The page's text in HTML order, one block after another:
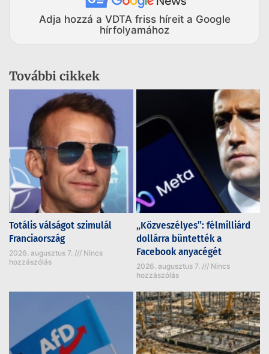
Adja hozzá a VDTA friss híreit a Google
hírfolyamához
További cikkek
Totális válságot szimulál
Franciaország
2026. augusztus 7.
Nincs
hozzászólás
„Közveszélyes”: félmilliárd
dollárra büntették a
Facebook anyacégét
2026. augusztus 7.
Nincs
hozzászólás